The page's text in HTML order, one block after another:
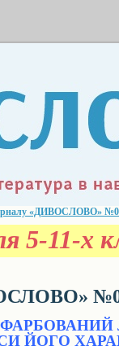
«ДИВОСЛОВО» №09
5-11-х
ЙОГО